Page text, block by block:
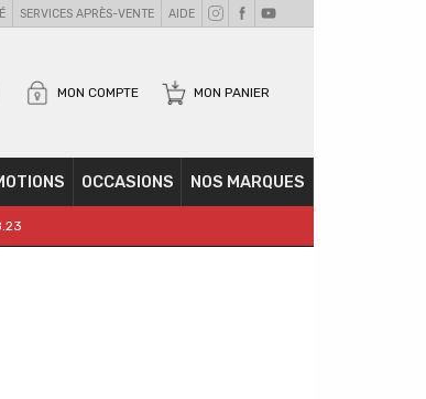
SERVICES APRÈS-VENTE AIDE
MON PANIER
MON COMPTE
OCCASIONS NOS MARQUES